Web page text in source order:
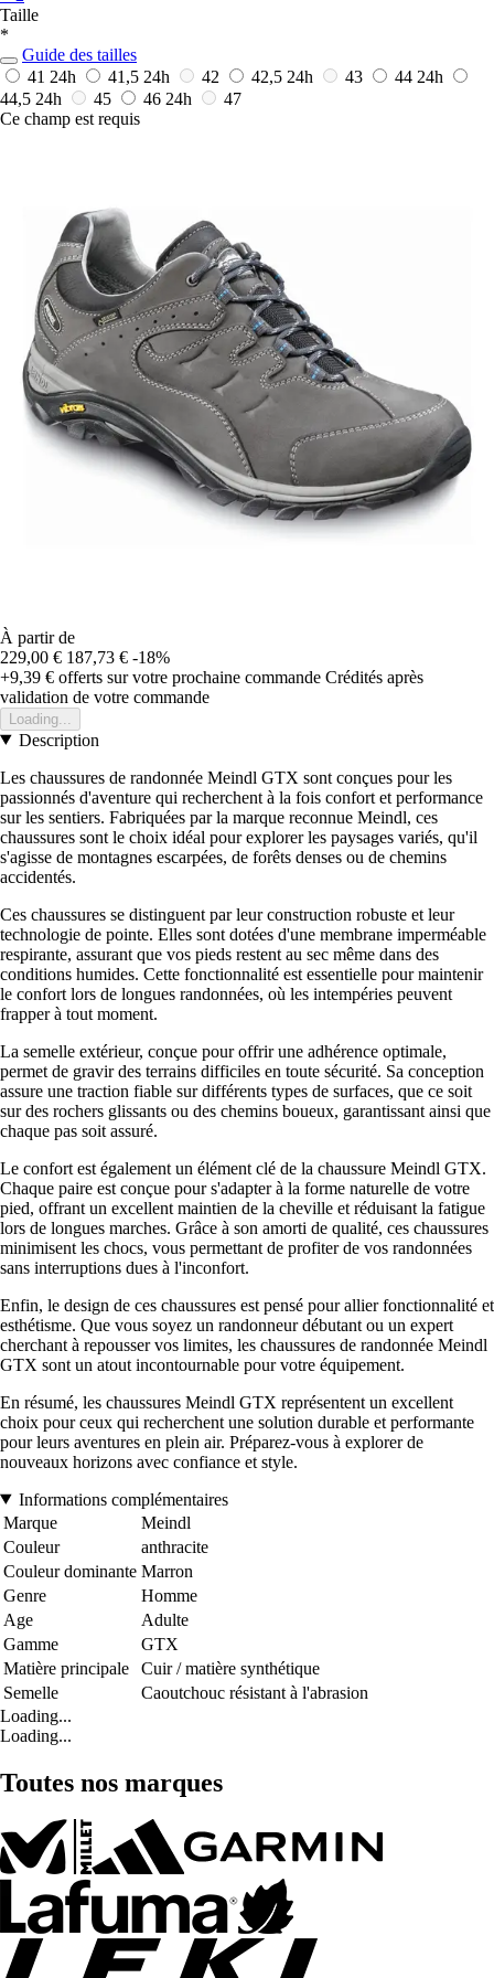
Taille
*
Guide des tailles
41 24h 41,5 24h 42 42,5 24h 43 44 24h
44,5 24h 45 46 24h
47
Ce champ est requis
À partir de
229,00 € 187,73 € -18%
+9,39 € offerts sur votre prochaine commande Crédités après
validation de votre commande
Loading...
Description
Les chaussures de randonnée Meindl GTX sont conçues pour les
passionnés d'aventure qui recherchent à la fois confort et performance
sur les sentiers. Fabriquées par la marque reconnue Meindl, ces
chaussures sont le choix idéal pour explorer les paysages variés, qu'il
s'agisse de montagnes escarpées, de forêts denses ou de chemins
accidentés.
Ces chaussures se distinguent par leur construction robuste et leur
technologie de pointe. Elles sont dotées d'une membrane imperméable
respirante, assurant que vos pieds restent au sec même dans des
conditions humides. Cette fonctionnalité est essentielle pour maintenir
le confort lors de longues randonnées, où les intempéries peuvent
frapper à tout moment.
La semelle extérieur, conçue pour offrir une adhérence optimale,
permet de gravir des terrains difficiles en toute sécurité. Sa conception
assure une traction fiable sur différents types de surfaces, que ce soit
sur des rochers glissants ou des chemins boueux, garantissant ainsi que
chaque pas soit assuré.
Le confort est également un élément clé de la chaussure Meindl GTX.
Chaque paire est conçue pour s'adapter à la forme naturelle de votre
pied, offrant un excellent maintien de la cheville et réduisant la fatigue
lors de longues marches. Grâce à son amorti de qualité, ces chaussures
minimisent les chocs, vous permettant de profiter de vos randonnées
sans interruptions dues à l'inconfort.
Enfin, le design de ces chaussures est pensé pour allier fonctionnalité et
esthétisme. Que vous soyez un randonneur débutant ou un expert
cherchant à repousser vos limites, les chaussures de randonnée Meindl
GTX sont un atout incontournable pour votre équipement.
En résumé, les chaussures Meindl GTX représentent un excellent
choix pour ceux qui recherchent une solution durable et performante
pour leurs aventures en plein air. Préparez-vous à explorer de
nouveaux horizons avec confiance et style.
Informations complémentaires
Marque
Meindl
Couleur
anthracite
Couleur dominante Marron
Genre
Homme
Age
Adulte
Gamme
GTX
Matière principale
Cuir / matière synthétique
Semelle
Caoutchouc résistant à l'abrasion
Loading...
Loading...
Toutes nos marques